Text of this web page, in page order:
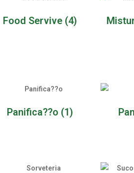
Food Servive (4)
Panifica??o (1)